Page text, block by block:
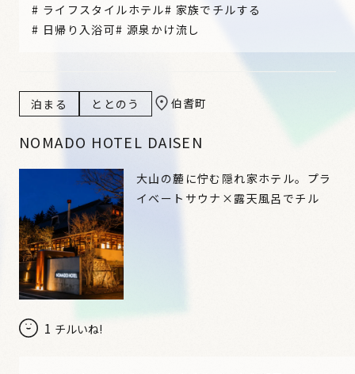
# ライフスタイルホテル# 家族でチルする
# 日帰り入浴可#源泉かけ流し
泊まる ととのう 伯耆町
NOMADO HOTEL DAISEN
1 チルいね!
大山の麓に佇む隠れ家ホテル。プラ
イベートサウナ×露天風呂でチル